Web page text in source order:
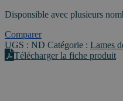
alésage
Disponsible avec plusieurs
Comparer
UGS : ND Catégorie : Lames
Télécharger la fiche produit